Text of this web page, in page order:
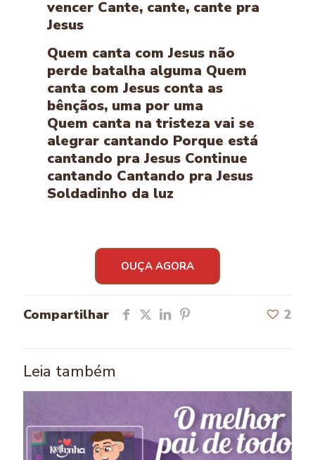
vencer Cante, cante, cante pra
Jesus
Quem canta com Jesus não
perde batalha alguma Quem
canta com Jesus conta as
bênçãos, uma por uma
Quem canta na tristeza vai se
alegrar cantando Porque está
cantando pra Jesus Continue
cantando Cantando pra Jesus
Soldadinho da luz
OUÇA AGORA
Compartilhar 2
Leia também